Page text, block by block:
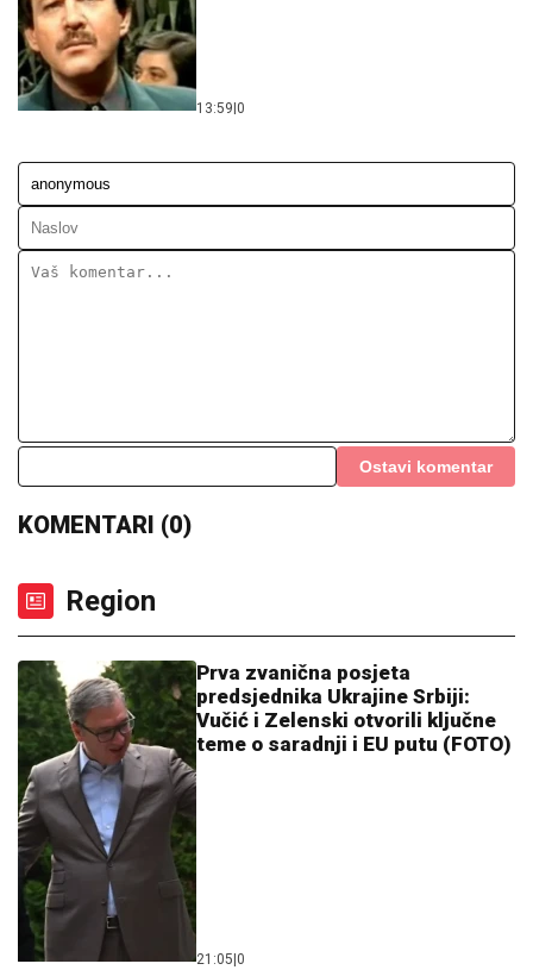
13:59 0
Ostavi komentar
KOMENTARI (0)
Region
Prva zvanična posjeta
predsjednika Ukrajine Srbiji:
Vučić i Zelenski otvorili ključne
teme o saradnji i EU putu (FOTO)
21:05 0